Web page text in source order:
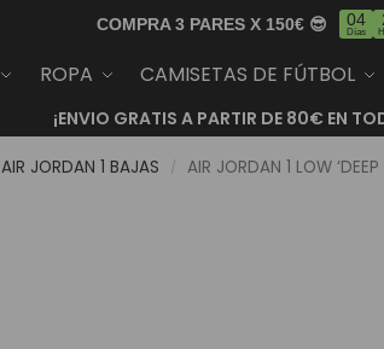
COMPRA 3 PARES X 150€ 😎 04
Días
ROPA CAMISETAS DE FÚTBOL
¡ENVIO GRATIS A PARTIR DE 80€ EN
AIR JORDAN 1 BAJAS / AIR JORDAN 1 LOW ‘DEEP